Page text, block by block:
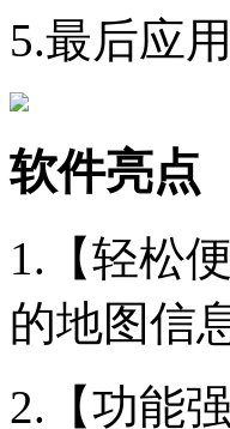
5.最后应
软件亮点
1.【轻松
的地图信
2.【功能